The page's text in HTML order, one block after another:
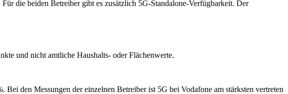
die beiden Betreiber gibt es zusätzlich 5G‑Standalone‑Verfügbarkeit. Der
und nicht amtliche Haushalts- oder Flächenwerte.
den Messungen der einzelnen Betreiber ist 5G bei Vodafone am stärksten vertreten